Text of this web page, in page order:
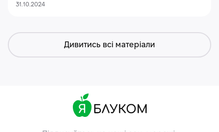
31.10.2024
Дивитись всі матеріали